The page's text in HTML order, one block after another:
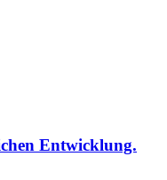
Entwicklung.